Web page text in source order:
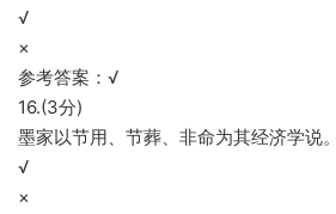
√
×
参考答案：√
16.(3分)
墨家以节用、节葬、非命为其经济学说。
√
×